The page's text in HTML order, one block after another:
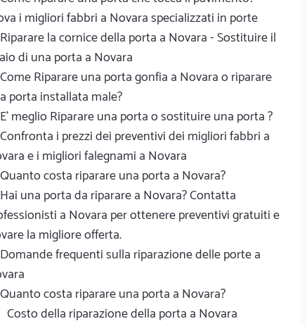
i migliori fabbri a Novara specializzati in porte
Riparare la cornice della porta a Novara - Sostituire il
di una porta a Novara
Come Riparare una porta gonfia a Novara o riparare
porta installata male?
E' meglio Riparare una porta o sostituire una porta ?
Confronta i prezzi dei preventivi dei migliori fabbri a
e i migliori falegnami a Novara
Quanto costa riparare una porta a Novara?
Hai una porta da riparare a Novara? Contatta
a Novara per ottenere preventivi gratuiti e
la migliore offerta.
Domande frequenti sulla riparazione delle porte a
Quanto costa riparare una porta a Novara?
Costo della riparazione della porta a Novara